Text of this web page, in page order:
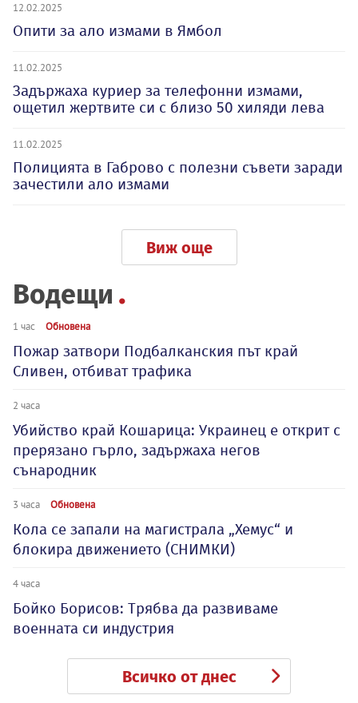
12.02.2025
Опити за ало измами в Ямбол
11.02.2025
Задържаха куриер за телефонни измами,
ощетил жертвите си с близо 50 хиляди лева
11.02.2025
Полицията в Габрово с полезни съвети заради
зачестили ало измами
Виж още
Водещи
1 час Обновена
Пожар затвори Подбалканския път край
Сливен, отбиват трафика
2 часа
Убийство край Кошарица: Украинец е открит с
прерязано гърло, задържаха негов
сънародник
3 часа Обновена
Кола се запали на магистрала „Хемус“ и
блокира движението (СНИМКИ)
4 часа
Бойко Борисов: Трябва да развиваме
военната си индустрия
Всичко от днес